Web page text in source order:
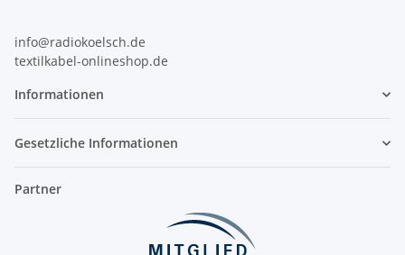
info@radiokoelsch.de
textilkabel-onlineshop.de
Informationen
Gesetzliche Informationen
Partner